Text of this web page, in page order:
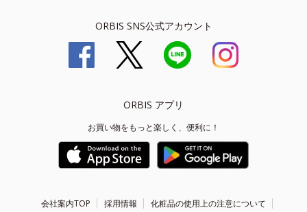
ORBIS SNS公式アカウント
ORBIS アプリ
お買い物をもっと楽しく、便利に！
会社案内TOP 採用情報
化粧品の使用上の注意について